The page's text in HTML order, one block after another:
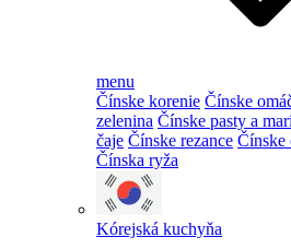
menu
Čínske korenie Čínske
zelenina Čínske pasty a
čaje Čínske rezance Čínske
Čínska ryža
Kórejská kuchyňa